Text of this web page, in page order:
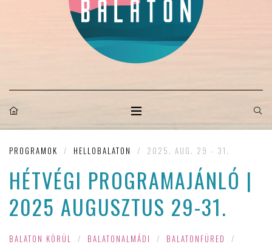
PROGRAMOK / HELLOBALATON / 2025. AUG. 29 - 31.
HÉTVÉGI PROGRAMAJÁNLÓ |
2025 AUGUSZTUS 29-31.
BALATON KÖRÜL / BALATONALMÁDI / BALATONFÜRED
/